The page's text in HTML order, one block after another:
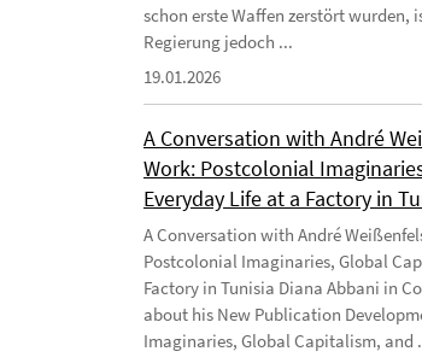
schon erste Waffen zerstört wurden,
Regierung jedoch ...
19.01.2026
A Conversation with André
Work: Postcolonial
Everyday Life at a Factory in
A Conversation with André
Postcolonial Imaginaries, Global
Factory in Tunisia Diana Abbani in
about his New Publication
Imaginaries, Global Capitalism, and